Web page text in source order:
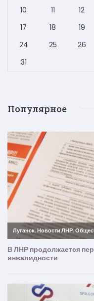
10
11 12
17
18 19
24
25 26
31
Популярное